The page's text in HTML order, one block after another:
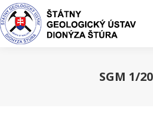
SGM 1/